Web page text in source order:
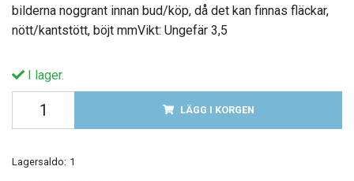
bilderna noggrant innan bud/köp, då det kan finnas fläckar,
nött/kantstött, böjt mmVikt: Ungefär 3,5
I lager.
LÄGG I KORGEN
Lagersaldo: 1